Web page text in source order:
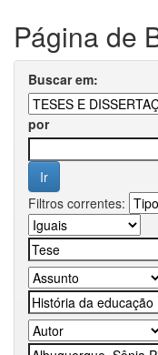
Página de
Buscar em:
por
Filtros correntes: